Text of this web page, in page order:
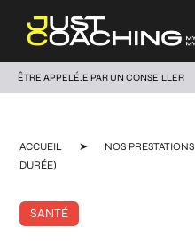
ÊTRE APPELÉ.E PAR UN CONSEILLER
ACCUEIL ➤ NOS PRESTATIONS
DURÉE)
SANTÉ